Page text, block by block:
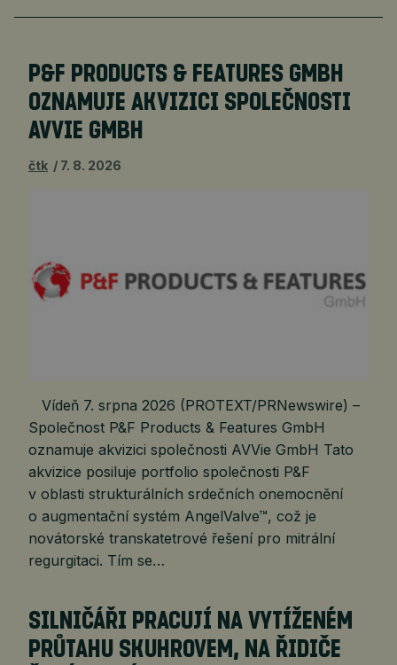
P&F PRODUCTS & FEATURES GMBH
OZNAMUJE AKVIZICI SPOLEČNOSTI
AVVIE GMBH
čtk 7. 8. 2026
Vídeň 7. srpna 2026 (PROTEXT/PRNewswire) –
Společnost P&F Products & Features GmbH
oznamuje akvizici společnosti AVVie GmbH Tato
akvizice posiluje portfolio společnosti P&F
v oblasti strukturálních srdečních onemocnění
o augmentační systém AngelValve™, což je
novátorské transkatetrové řešení pro mitrální
regurgitaci. Tím se…
SILNIČÁŘI PRACUJÍ NA VYTÍŽENÉM
PRŮTAHU SKUHROVEM, NA ŘIDIČE